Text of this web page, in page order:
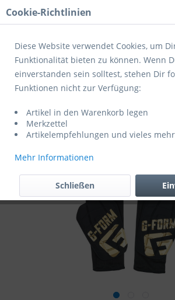
Menü
Übersicht Zusatzaustattung
PRO-S BLADE (exklusiv für
SV Masburg)
Cookie-Richtlinien
Diese Website verwendet Cookies, um
Funktionalität bieten zu können. Wenn
einverstanden sein solltest, stehen Dir
Funktionen nicht zur Verfügung:
Artikel in den Warenkorb legen
Merkzettel
Artikelempfehlungen und vieles mehr
Mehr Informationen
Schließen